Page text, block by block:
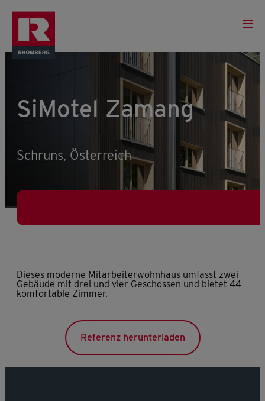
SiMotel Zamang
Schruns, Österreich
Dieses moderne Mitarbeiterwohnhaus umfasst zwei
Gebäude mit drei und vier Geschossen und bietet 44
komfortable Zimmer.
Referenz herunterladen